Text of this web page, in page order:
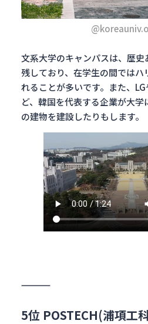
文系大学のキャンパスは、歴
残しており、在学生の間ではハ
れることが多いです。また、LG
ど、韓国を代表する企業が大
の建物を建設したりもします。
5位 POSTECH(浦項工